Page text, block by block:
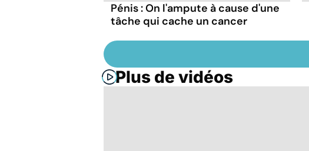
Pénis : On l'ampute à cause d'une
tâche qui cache un cancer
Plus de vidéos